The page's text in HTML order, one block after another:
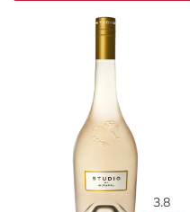
3.8